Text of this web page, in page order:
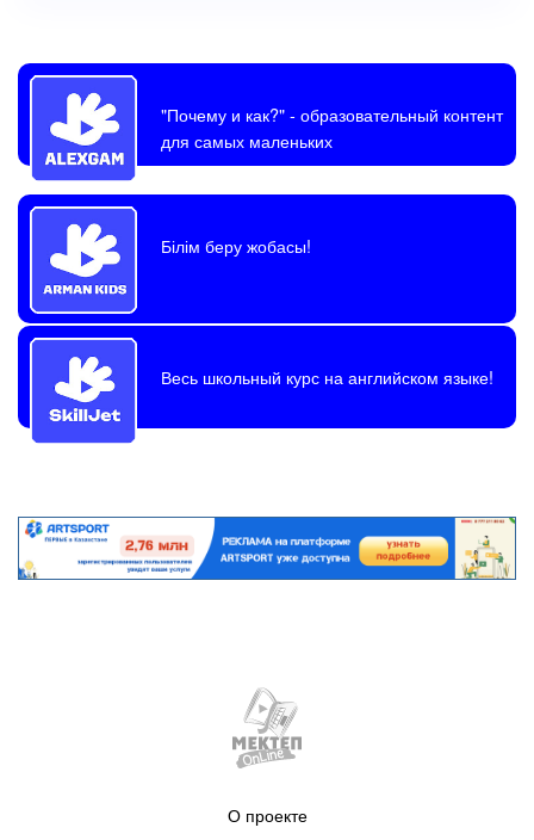
"Почему и как?"- образовательный контент
для самых маленьких
Білім беру жобасы!
Весь школьный курс на английском языке!
О проекте